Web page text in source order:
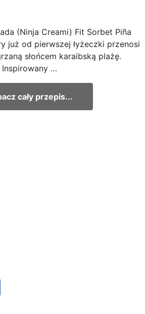
(Ninja Creami) Fit Sorbet Piña
już od pierwszej łyżeczki przenosi
słońcem karaibską plażę.
Inspirowany …
cały przepis...